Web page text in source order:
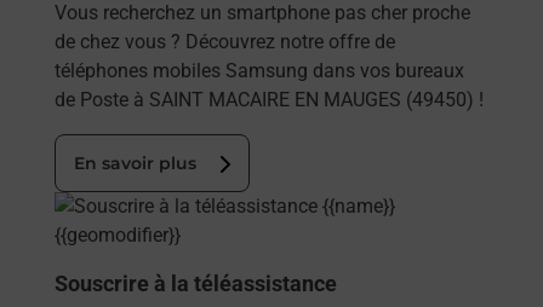
Vous recherchez un smartphone pas cher proche
de chez vous ? Découvrez notre offre de
téléphones mobiles Samsung dans vos bureaux
de Poste à SAINT MACAIRE EN MAUGES (49450) !
En savoir plus
En savoir plus
Souscrire à la téléassistance